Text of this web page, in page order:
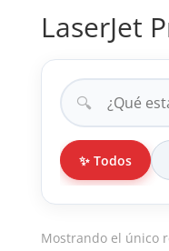
LaserJet
🔍
✨ Todos
Mostrando el único